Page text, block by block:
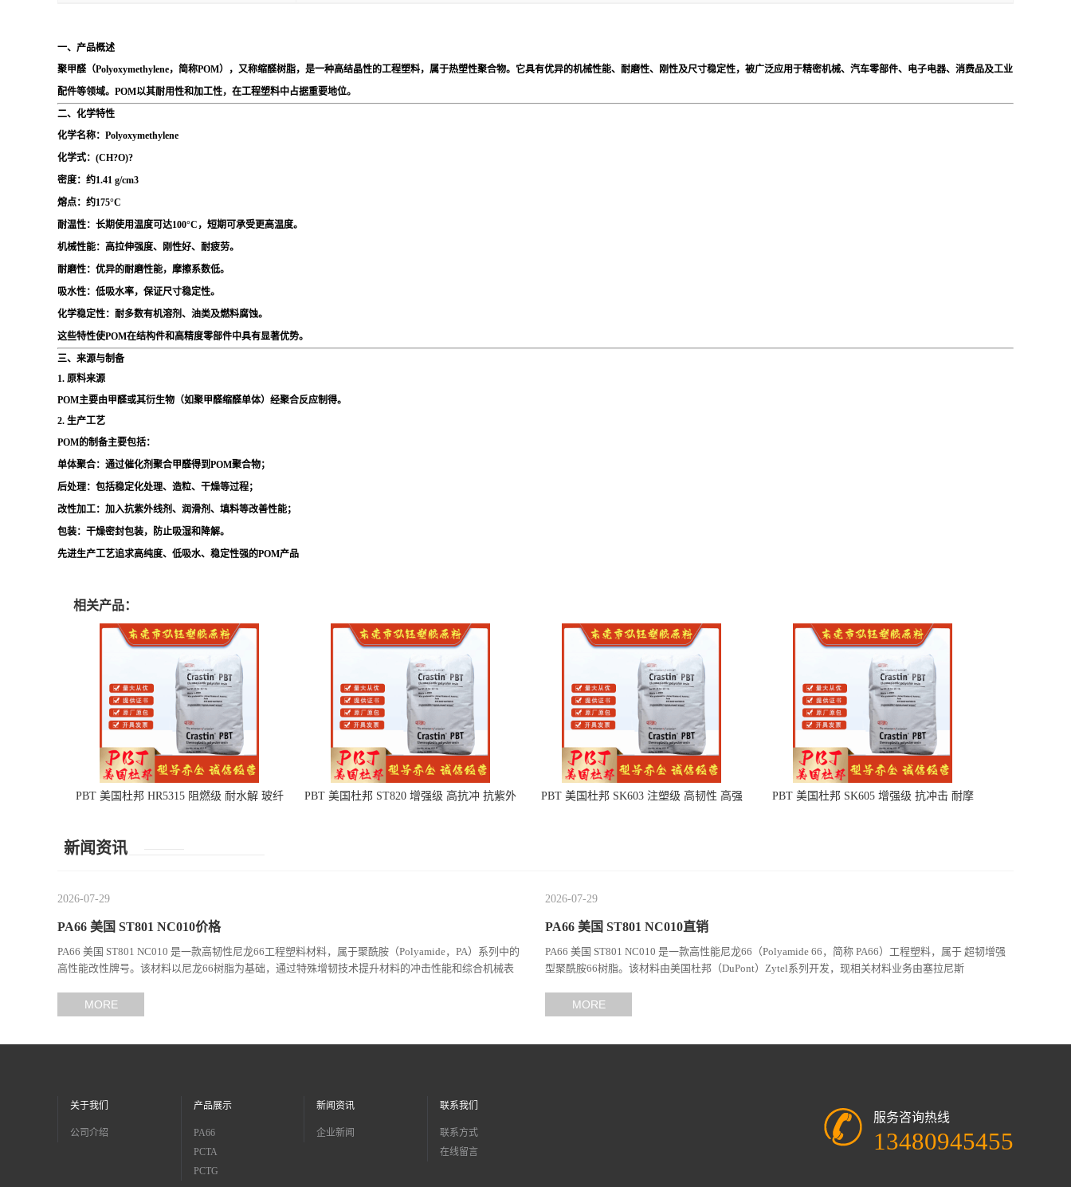
一、产品概述
聚甲醛（Polyoxymethylene，简称POM），又称缩醛树脂，是一种高结晶性的工程塑料，属于热塑性聚合物。它具有优异的机械性能、耐磨性、刚性及尺寸稳定性，被广泛应用于精密机械、汽车零部件、电子电器、消费品及工业
配件等领域。POM以其耐用性和加工性，在工程塑料中占据重要地位。
二、化学特性
化学名称：Polyoxymethylene
化学式：(CH?O)?
密度：约1.41 g/cm3
熔点：约175°C
耐温性：长期使用温度可达100°C，短期可承受更高温度。
机械性能：高拉伸强度、刚性好、耐疲劳。
耐磨性：优异的耐磨性能，摩擦系数低。
吸水性：低吸水率，保证尺寸稳定性。
化学稳定性：耐多数有机溶剂、油类及燃料腐蚀。
这些特性使POM在结构件和高精度零部件中具有显著优势。
三、来源与制备
1. 原料来源
POM主要由甲醛或其衍生物（如聚甲醛缩醛单体）经聚合反应制得。
2. 生产工艺
POM的制备主要包括：
单体聚合：通过催化剂聚合甲醛得到POM聚合物；
后处理：包括稳定化处理、造粒、干燥等过程；
改性加工：加入抗紫外线剂、润滑剂、填料等改善性能；
包装：干燥密封包装，防止吸湿和降解。
先进生产工艺追求高纯度、低吸水、稳定性强的POM产品
相关产品：
PBT 美国杜邦 HR5315 阻燃级 耐水解 玻纤
PBT 美国杜邦 ST820 增强级 高抗冲 抗紫外
PBT 美国杜邦 SK603 注塑级 高韧性 高强
PBT 美国杜邦 SK605 增强级 抗冲击 耐摩
新闻资讯
2026-07-29
PA66 美国 ST801 NC010价格
PA66 美国 ST801 NC010 是一款高韧性尼龙66工程塑料材料，属于聚酰胺（Polyamide，PA）系列中的
高性能改性牌号。该材料以尼龙66树脂为基础，通过特殊增韧技术提升材料的冲击性能和综合机械表
MORE
2026-07-29
PA66 美国 ST801 NC010直销
PA66 美国 ST801 NC010 是一款高性能尼龙66（Polyamide 66，简称 PA66）工程塑料，属于 超韧增强
型聚酰胺66树脂。该材料由美国杜邦（DuPont）Zytel系列开发，现相关材料业务由塞拉尼斯
MORE
关于我们
公司介绍
产品展示
PA66
PCTA
PCTG
新闻资讯
企业新闻
联系我们
联系方式
在线留言
服务咨询热线
13480945455